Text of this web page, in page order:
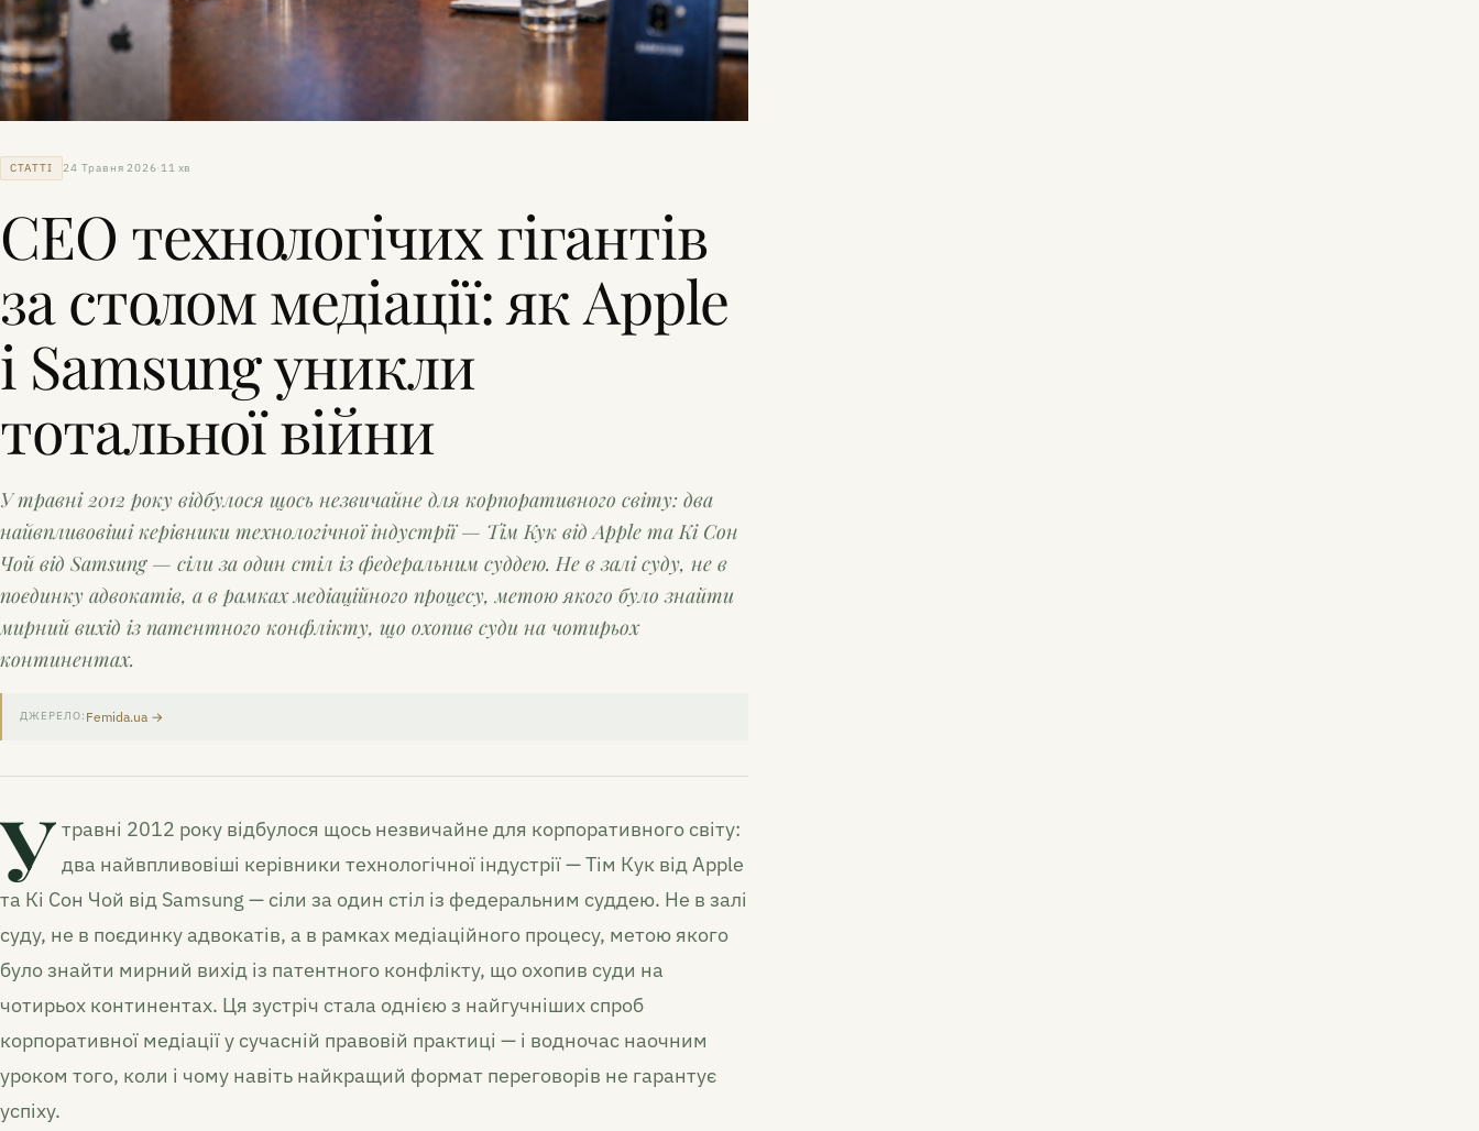
СТАТТІ 24 Травня 2026 11 хв
CEO технологічих гігантів
за столом медіації: як Apple
і Samsung уникли
тотальної війни
У травні 2012 року відбулося щось незвичайне для корпоративного світу: два
найвпливовіші керівники технологічної індустрії — Тім Кук від Apple та Кі Сон
Чой від Samsung — сіли за один стіл із федеральним суддею. Не в залі суду, не в
поєдинку адвокатів, а в рамках медіаційного процесу, метою якого було знайти
мирний вихід із патентного конфлікту, що охопив суди на чотирьох
континентах.
ДЖЕРЕЛО: Femida.ua →
У травні 2012 року відбулося щось незвичайне для корпоративного світу:
два найвпливовіші керівники технологічної індустрії — Тім Кук від Apple
та Кі Сон Чой від Samsung — сіли за один стіл із федеральним суддею. Не в залі
суду, не в поєдинку адвокатів, а в рамках медіаційного процесу, метою якого
було знайти мирний вихід із патентного конфлікту, що охопив суди на
чотирьох континентах. Ця зустріч стала однією з найгучніших спроб
корпоративної медіації у сучасній правовій практиці — і водночас наочним
уроком того, коли і чому навіть найкращий формат переговорів не гарантує
успіху.